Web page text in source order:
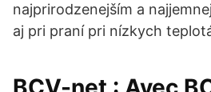
najprirodzenejším a
aj pri praní pri nízkych